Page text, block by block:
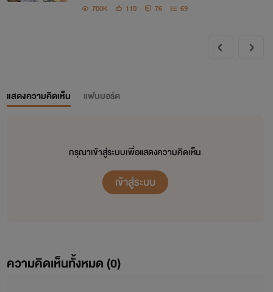
700K 110 76 69
แสดงความคิดเห็น แฟนบอร์ด
กรุณาเข้าสู่ระบบเพื่อแสดงความคิดเห็น
เข้าสู่ระบบ
ความคิดเห็นทั้งหมด (0)